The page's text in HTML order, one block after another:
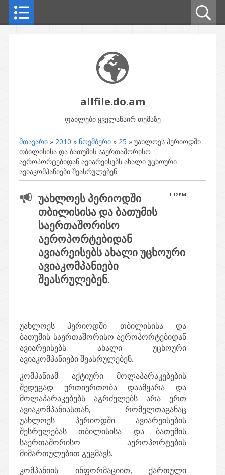
allfile.do.am
ფაილები ყველანაირ თემაზე
მთავარი » 2010 » ნოემბერი » 25 » უახლოეს პერიოდში
თბილისისა და ბათუმის საერთაშორისო
აეროპორტებიდან ავიარეისებს ახალი უცხოური
ავიაკომპანიები შეასრულებენ.
1:12 PM
უახლოეს პერიოდში
თბილისისა და ბათუმის
საერთაშორისო
აეროპორტებიდან
ავიარეისებს ახალი უცხოური
ავიაკომპანიები
შეასრულებენ.
უახლოეს პერიოდში თბილისისა და
ბათუმის საერთაშორისო აეროპორტებიდან
ავიარეისებს ახალი უცხოური
ავიაკომპანიები შეასრულებენ.
კომპანიამ აქტიური მოლაპარაკებების
შედეგად ურთიერთობა დაამყარა და
მოლაპარაკებებს აგრძელებს არა ერთ
ავიაკომპანიასთან, რომელთაგანაც
უახლოეს პერიოდში ავიარეისების
შესრულებას თბილისისა და ბათუმის
საერთაშორისო აეროპორტების
მიმართულებით გეგმავს.
კომპანიის ინფორმაციით, ქართული